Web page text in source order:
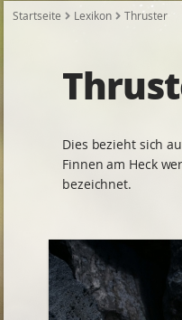
Startseite Lexikon Thruster
Dies bezieht sich
Finnen am Heck
bezeichnet.